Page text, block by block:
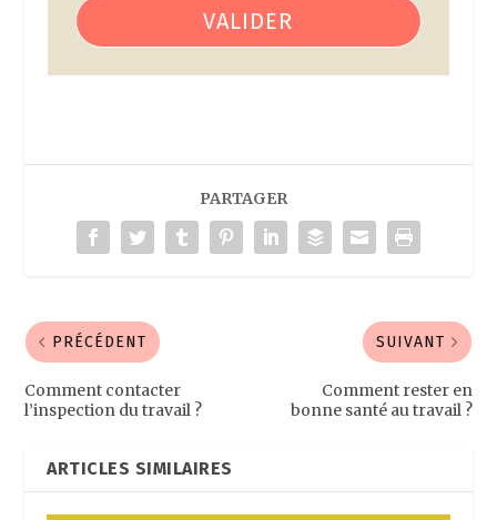
VALIDER
PARTAGER
PRÉCÉDENT
Comment contacter
l’inspection du travail ?
SUIVANT
Comment rester en
bonne santé au travail ?
ARTICLES SIMILAIRES